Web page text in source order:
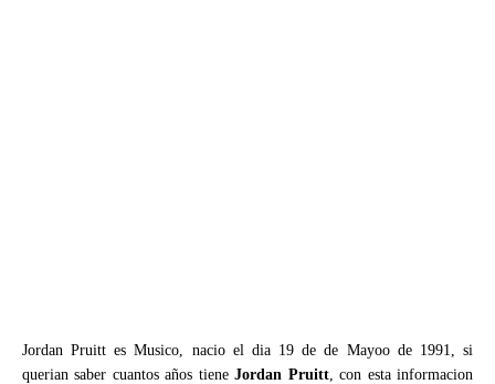
Jordan Pruitt es Musico, nacio el dia 19 de de Mayoo de 1991, si
querian saber cuantos años tieneJordan Pruitt, con esta informacion